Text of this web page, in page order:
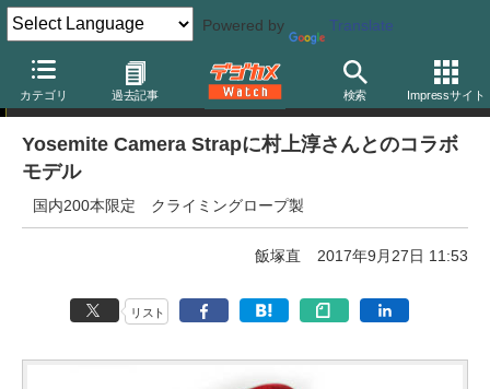
Powered by Translate
カテゴリ 過去記事 検索 Impressサイト
ニュース
Yosemite Camera Strapに村上淳さんとのコラボ
モデル
国内200本限定 クライミングロープ製
飯塚直 2017年9月27日 11:53
リスト